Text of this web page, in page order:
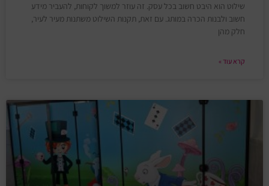
שילוט הוא היבט חשוב בכל עסק. זה עוזר למשוך לקוחות, להעביר מידע
חשוב ולבנות הכרה במותג. עם זאת, תקנות השילוט משתנות מעיר לעיר,
חלק מהן
קרא עוד »